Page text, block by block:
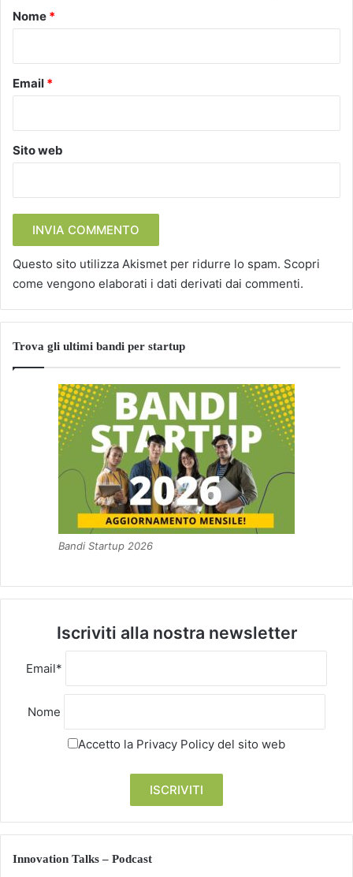
o
Nome *
Email *
Sito web
Questo sito utilizza Akismet per ridurre lo spam. Scopri
come vengono elaborati i dati derivati dai commenti.
Trova gli ultimi bandi per startup
Bandi Startup 2026
Iscriviti alla nostra newsletter
Email*
Nome
Accetto la Privacy Policy del sito web
Innovation Talks – Podcast